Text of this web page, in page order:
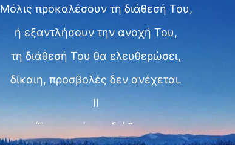
Μόλις προκαλέσουν τη διάθεσή Του,
ή εξαντλήσουν την ανοχή Του,
τη διάθεσή Του θα ελευθερώσει,
δίκαιη, προσβολές δεν ανέχεται.
II
Έχει αυτήν τη διάθεση,